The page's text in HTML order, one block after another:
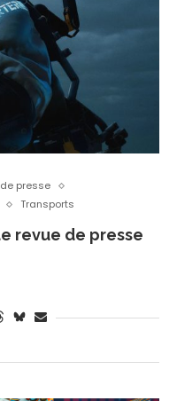
presse
Transports
revue de presse